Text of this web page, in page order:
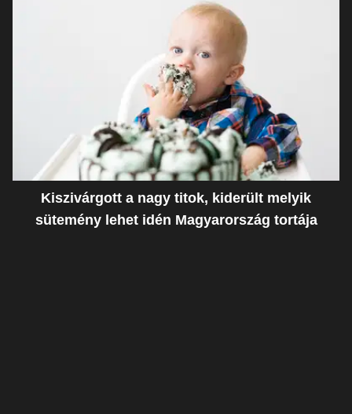
Kiszivárgott a nagy titok, kiderült melyik
sütemény lehet idén Magyarország tortája